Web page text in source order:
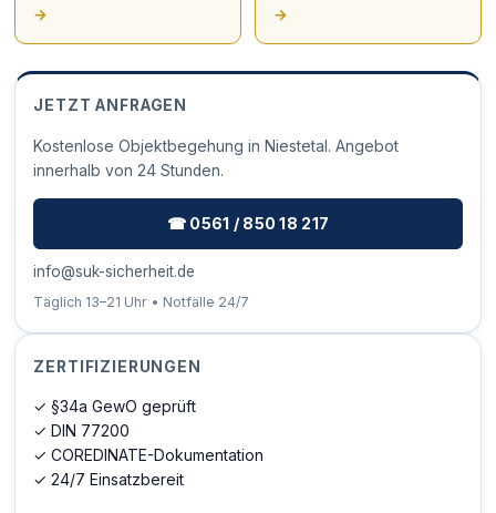
→ →
JETZT ANFRAGEN
Kostenlose Objektbegehung in Niestetal. Angebot
innerhalb von 24 Stunden.
☎ 0561 / 850 18 217
info@suk-sicherheit.de
Täglich 13–21 Uhr • Notfälle 24/7
ZERTIFIZIERUNGEN
✓ §34a GewO geprüft
✓ DIN 77200
✓ COREDINATE-Dokumentation
✓ 24/7 Einsatzbereit